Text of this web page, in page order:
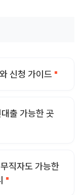
신청 가이드
출 가능한 곳
직자도 가능한